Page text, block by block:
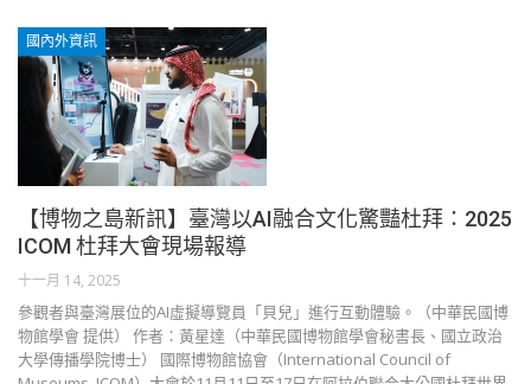
國內外資訊
【博物之島新訊】臺灣以AI融合文化驚豔杜拜：2025
ICOM 杜拜大會現場報導
十一月 14, 2025
參觀者與臺灣展位的AI虛擬導覽員「貝兒」進行互動體驗。（中華民國博
物館學會 提供） 作者：黃星達（中華民國博物館學會秘書長、國立政治
大學傳播學院博士） 國際博物館協會（International Council of